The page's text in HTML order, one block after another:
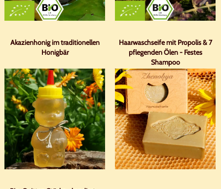
Akazienhonig im traditionellen
Honigbär
Haarwaschseife mit Propolis & 7
pflegenden Ölen - Festes
Shampoo